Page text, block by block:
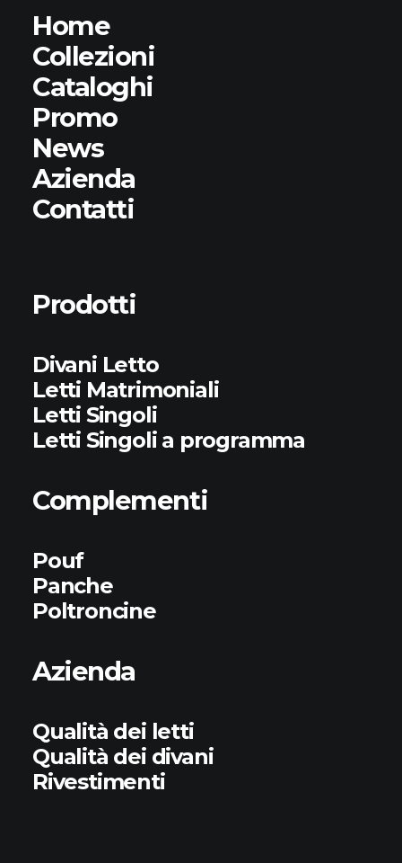
Home
Collezioni
Cataloghi
Promo
News
Azienda
Contatti
Prodotti
Divani Letto
Letti Matrimoniali
Letti Singoli
Letti Singoli a programma
Complementi
Pouf
Panche
Poltroncine
Azienda
Qualità dei letti
Qualità dei divani
Rivestimenti